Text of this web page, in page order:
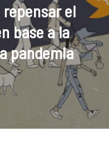
el
base a la
pandemia